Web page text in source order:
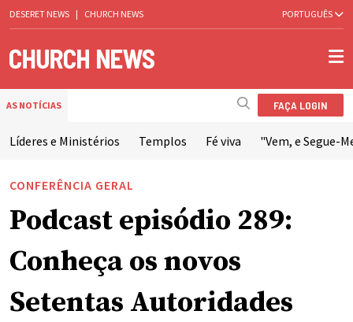
DESERET NEWS | CHURCH NEWS PORTUGUÊS
AS NOTÍCIAS FAÇA LOGIN
Líderes e Ministérios Templos Fé viva "Vem, e Segue-
CONFERÊNCIA GERAL
Podcast episódio 289:
Conheça os novos
Setentas Autoridades